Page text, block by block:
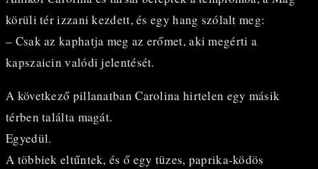
körüli tér izzani kezdett, és egy hang szólalt meg:
– Csak az kaphatja meg az erőmet, aki megérti a
kapszaicin valódi jelentését.
A következő pillanatban Carolina hirtelen egy másik
térben találta magát.
Egyedül.
A többiek eltűntek, és ő egy tüzes, paprika-ködös